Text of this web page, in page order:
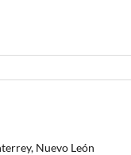
Nuevo León